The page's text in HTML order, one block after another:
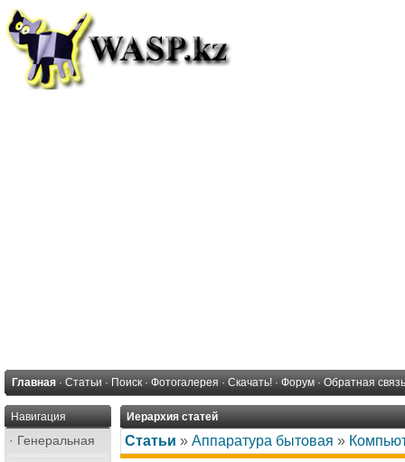
Главная · Статьи · Поиск · Фотогалерея · Скачать! · Форум · Обратная связь
Навигация
· Генеральная
Иерархия статей
Статьи » Аппаратура бытовая »